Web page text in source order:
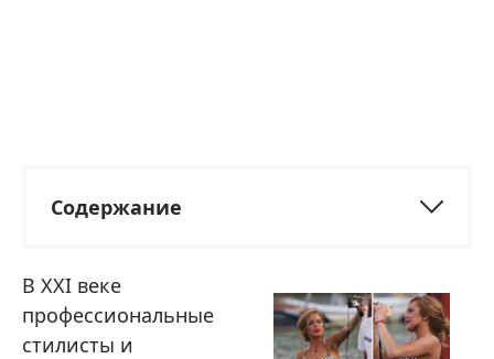
Содержание
В XXI веке
профессиональные
стилисты и